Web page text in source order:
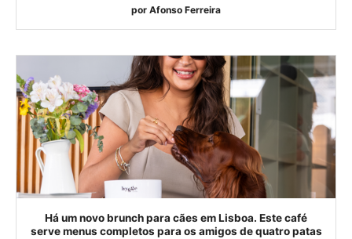
por Afonso Ferreira
Há um novo brunch para cães em Lisboa. Este café
serve menus completos para os amigos de quatro patas